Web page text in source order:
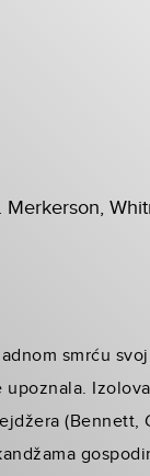
Merkerson,
smrću
upoznala.
(Bennett,